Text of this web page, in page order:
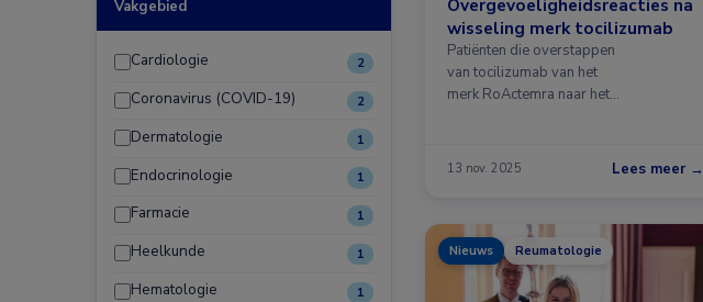
Vakgebied
Cardiologie 2
Coronavirus (COVID-19) 2
Dermatologie 1
Endocrinologie 1
Farmacie 1
Heelkunde 1
Hematologie 1
wisseling merk tocilizumab
Patiënten die overstappen
van tocilizumab van het
merk RoActemra naar het
13 nov. 2025 Lees meer →
Nieuws Reumatologie